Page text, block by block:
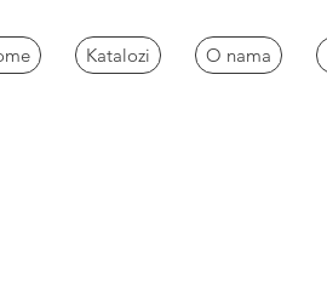
Katalozi O nama